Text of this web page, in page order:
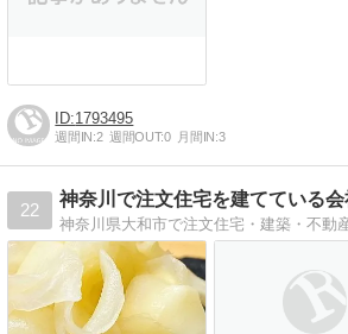
1793495
週間IN:2 週間OUT:0 月間IN:3
22